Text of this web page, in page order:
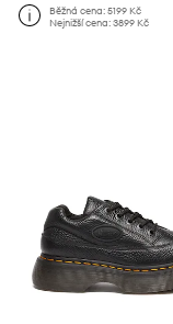
Běžná cena:5199 Kč
Nejnižší cena:3899 Kč